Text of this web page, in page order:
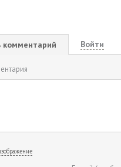
комментарий Войти